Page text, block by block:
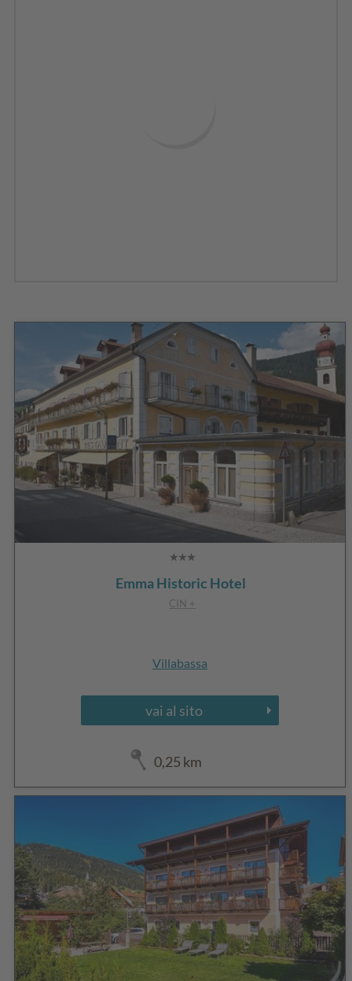
Emma Historic Hotel
CIN +
Villabassa
vai al sito
0,25 km